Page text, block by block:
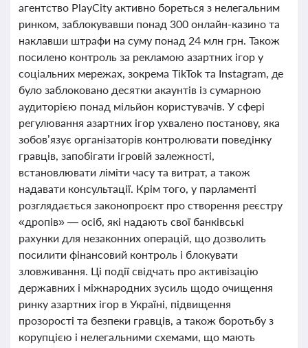
агентство PlayCity активно бореться з нелегальним
ринком, заблокувавши понад 300 онлайн-казино та
наклавши штрафи на суму понад 24 млн грн. Також
посилено контроль за рекламою азартних ігор у
соціальних мережах, зокрема TikTok та Instagram, де
було заблоковано десятки акаунтів із сумарною
аудиторією понад мільйон користувачів. У сфері
регулювання азартних ігор ухвалено постанову, яка
зобов’язує організаторів контролювати поведінку
гравців, запобігати ігровій залежності,
встановлювати ліміти часу та витрат, а також
надавати консультації. Крім того, у парламенті
розглядається законопроєкт про створення реєстру
«дропів» — осіб, які надають свої банківські
рахунки для незаконних операцій, що дозволить
посилити фінансовий контроль і блокувати
зловживання. Ці події свідчать про активізацію
державних і міжнародних зусиль щодо очищення
ринку азартних ігор в Україні, підвищення
прозорості та безпеки гравців, а також боротьбу з
корупцією і нелегальними схемами, що мають